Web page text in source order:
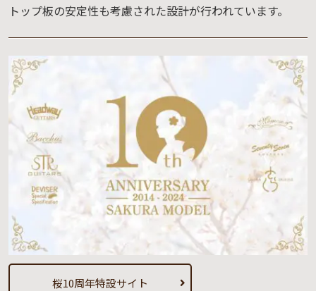
トップ板の安定性も考慮された設計が行われています。
桜10周年特設サイト